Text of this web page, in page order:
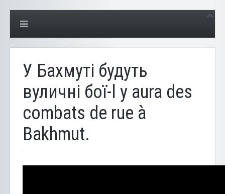
У Бахмуті будуть
вуличні бої-l y aura des
combats de rue à
Bakhmut.